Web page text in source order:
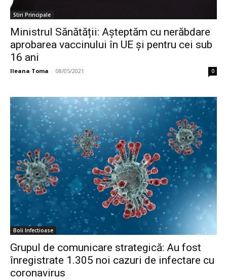
Stiri Principale
Ministrul Sănătății: Aşteptăm cu nerăbdare
aprobarea vaccinului în UE şi pentru cei sub
16 ani
Ileana Toma - 08/05/2021 0
Boli Infectioase
Grupul de comunicare strategică: Au fost
înregistrate 1.305 noi cazuri de infectare cu
coronavirus